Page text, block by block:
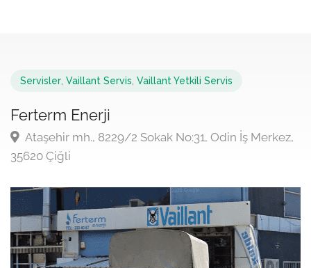
Servisler Vaillant Servis Vaillant Yetkili Servis
Ferterm Enerji
Ataşehir mh., 8229/2 Sokak No:31, Odin İş Merkez,
35620 Çiğli